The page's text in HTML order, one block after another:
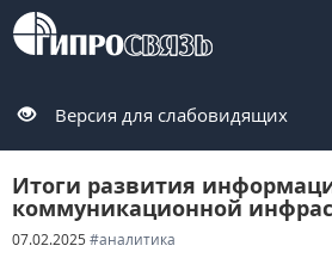
Версия для слабовидящих
Итоги развития
коммуникационной
07.02.2025 #аналитика